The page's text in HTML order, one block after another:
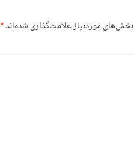
بخش‌های موردنیاز علامت‌گذاری شده‌اند*